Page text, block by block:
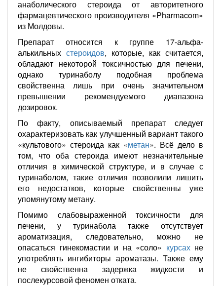
анаболического стероида от авторитетного
фармацевтического производителя «Pharmacom»
из Молдовы.
Препарат относится к группе 17-альфа-
алькильных стероидов, которые, как считается,
обладают некоторой токсичностью для печени,
однако туринаболу подобная проблема
свойственна лишь при очень значительном
превышении рекомендуемого диапазона
дозировок.
По факту, описываемый препарат следует
охарактеризовать как улучшенный вариант такого
«культового» стероида как «метан». Всё дело в
том, что оба стероида имеют незначительные
отличия в химической структуре, и в случае с
туринаболом, такие отличия позволили лишить
его недостатков, которые свойственны уже
упомянутому метану.
Помимо слабовыраженной токсичности для
печени, у туринабола также отсутствует
ароматизация, следовательно, можно не
опасаться гинекомастии и на «соло» курсахне
употреблять ингибиторы ароматазы. Также ему
не свойственна задержка жидкости и
послекурсовой феномен отката.